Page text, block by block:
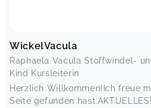
WickelVacula
Raphaela Vacula Stoffwindel-
Kind Kursleiterin
Herzlich Willkommen!Ich freue
Seite gefunden